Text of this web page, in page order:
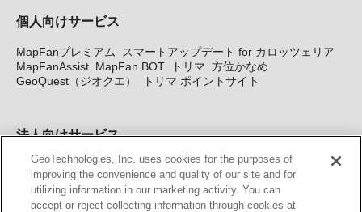
個人向けサービス
MapFanプレミアム
スマートアップデート for カロッツェリア
MapFanAssist MapFan BOT トリマ 方位かなめ
GeoQuest（ジオクエ）
トリマ ポイントサイト
法人向けサービス
法人向け地図・位置情報サービス WEBサイト・システム向け地
図API Windows PC向け地図開発キット MapFan DB 住所確認
サービス
MAP WORLD+ トリマ広告 Geo-Research
GeoTechnologies, Inc. uses cookies for the purposes of
improving the convenience and quality of our site and for
utilizing information in our marketing activity. You can
accept or reject collecting information through cookies at